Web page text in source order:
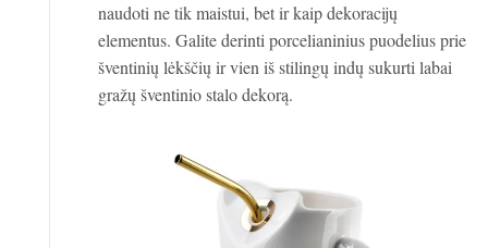
naudoti ne tik maistui, bet ir kaip dekoracijų
elementus. Galite derinti porcelianinius puodelius prie
šventinių lėkščių ir vien iš stilingų indų sukurti labai
gražų šventinio stalo dekorą.